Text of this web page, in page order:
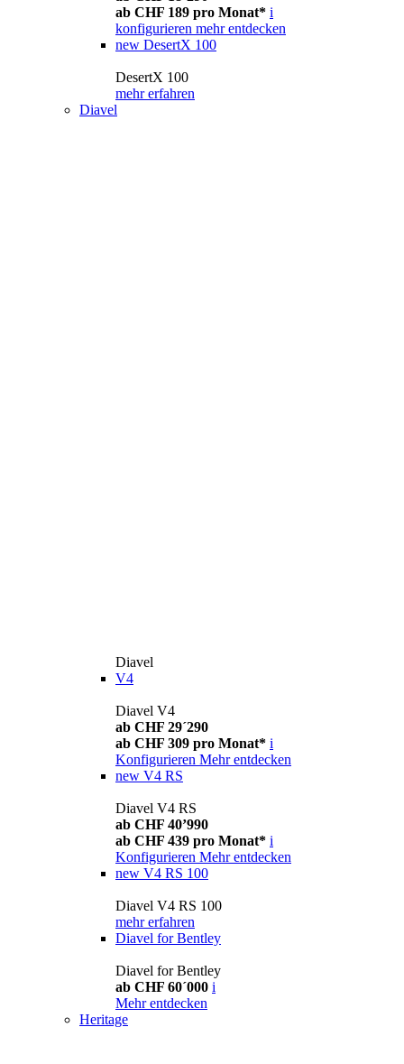
ab CHF 189 pro Monat* i
konfigurieren mehr entdecken
new DesertX 100
DesertX 100
mehr erfahren
Diavel
Diavel
V4
Diavel V4
ab CHF 29´290
ab CHF 309 pro Monat* i
Konfigurieren Mehr entdecken
new V4 RS
Diavel V4 RS
ab CHF 40’990
ab CHF 439 pro Monat* i
Konfigurieren Mehr entdecken
new V4 RS 100
Diavel V4 RS 100
mehr erfahren
Diavel for Bentley
Diavel for Bentley
ab CHF 60´000 i
Mehr entdecken
Heritage